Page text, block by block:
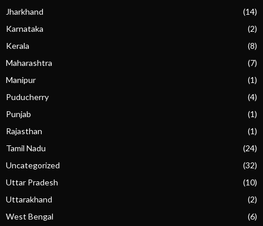
Jharkhand
(14)
Karnataka
(2)
Kerala
(8)
Maharashtra
(7)
Manipur
(1)
Puducherry
(4)
Punjab
(1)
Rajasthan
(1)
Tamil Nadu
(24)
Uncategorized
(32)
Uttar Pradesh
(10)
Uttarakhand
(2)
West Bengal
(6)